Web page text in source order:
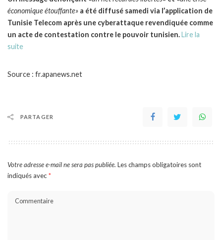
économique étouffante» a été diffusé samedi via l’application de
Tunisie Telecom après une cyberattaque revendiquée comme
un acte de contestation contre le pouvoir tunisien.Lire la
suite
Source : fr.apanews.net
PARTAGER
Votre adresse e-mail ne sera pas publiée. Les champs obligatoires sont
indiqués avec *